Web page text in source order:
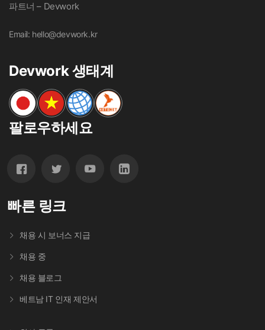
파트너 – Devwork
Email: hello@devwork.kr
Devwork 생태계
팔로우하세요
빠른 링크
채용 시 보너스 지급
채용 중
채용 블로그
베트남 IT 인재 제안서